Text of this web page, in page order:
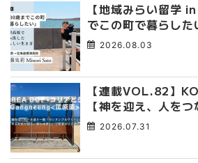
【地域みらい留学
でこの町で暮らした
み出した、私らしい
2026.08.03
【連載VOL.82】
【神を迎え、人を
午祭 】
2026.07.31